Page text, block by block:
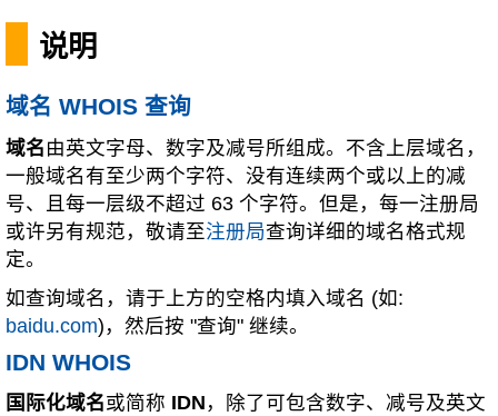
说明
域名 WHOIS 查询
域名 由英文字母、数字及减号所组成。不含上层域名，
一般域名有至少两个字符、没有连续两个或以上的减
号、且每一层级不超过 63 个字符。但是，每一注册局
或许另有规范，敬请至注册局查询详细的域名格式规
定。
如查询域名，请于上方的空格内填入域名 (如:
baidu.com)，然后按 "查询" 继续。
IDN WHOIS
国际化域名或简称 IDN ，除了可包含数字、减号及英文